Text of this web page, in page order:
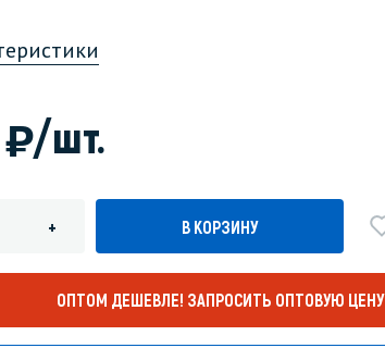
)/шт.
+ В КОРЗИНУ
ОПТОМ ДЕШЕВЛЕ! ЗАПРОСИТЬ ОПТОВУЮ ЦЕНУ